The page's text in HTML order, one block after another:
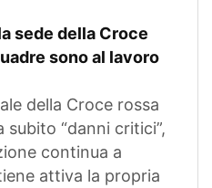
sede della Croce
sono al lavoro
della Croce rossa
subito “danni critici”,
continua a
attiva la propria